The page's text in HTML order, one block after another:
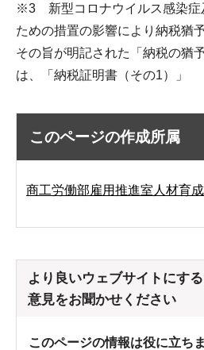
※3 新型コロナウイルス感染症
ための措置の影響により納税猶
その旨が明記された「納税の猶
は、「納税証明書（その1）」
このページの作成所属
商工労働部雇用推進室人材育
より良いウェブサイトにす
意見をお聞かせください
このページの情報は役に立ち